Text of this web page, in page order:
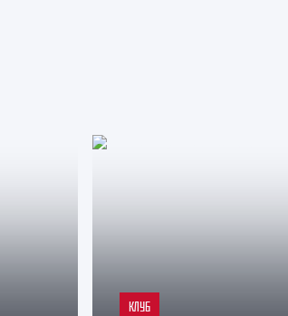
КЛУБ